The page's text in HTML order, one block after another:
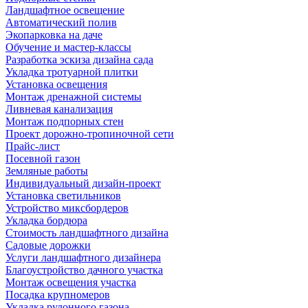
Ландшафтное освещение
Автоматический полив
Экопарковка на даче
Обучение и мастер-классы
Разработка эскиза дизайна сада
Укладка тротуарной плитки
Установка освещения
Монтаж дренажной системы
Ливневая канализация
Монтаж подпорных стен
Проект дорожно-тропиночной сети
Прайс-лист
Посевной газон
Земляные работы
Индивидуальный дизайн-проект
Установка светильников
Устройство миксбордеров
Укладка бордюра
Стоимость ландшафтного дизайна
Садовые дорожки
Услуги ландшафтного дизайнера
Благоустройство дачного участка
Монтаж освещения участка
Посадка крупномеров